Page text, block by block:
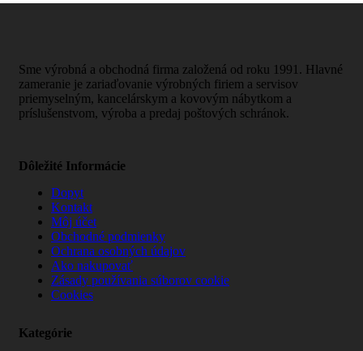
Sme výrobná a obchodná firma založená od roku 1991. Hlavné
zameranie je zariaďovanie výrobných firiem a servisov
priemyselným, kancelárskym a kovovým nábytkom a
príslušenstvom, výroba a predaj poštových schránok.
Dôležité Informácie
Dopyt
Kontakt
Môj účet
Obchodné podmienky
Ochrana osobných údajov
Ako nakupovať
Zásady používania súborov cookie
Cookies
Kategórie